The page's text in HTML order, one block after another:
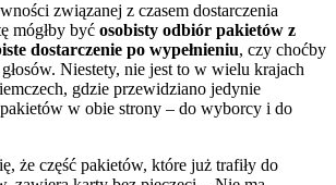
związanej z czasem dostarczenia
mógłby być osobisty odbiór pakietów z
dostarczenie po wypełnieniu, czy choćby
Niestety, nie jest to w wielu krajach
gdzie przewidziano jedynie
pakietów w obie strony – do wyborcy i do
że część pakietów, które już trafiły do